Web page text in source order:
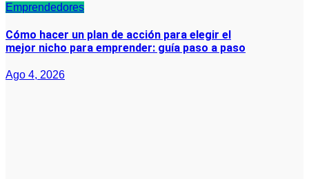
Emprendedores
Cómo hacer un plan de acción para elegir el
mejor nicho para emprender: guía paso a paso
Ago 4, 2026